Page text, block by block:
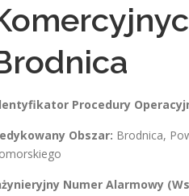
Procedury
Obszar: Brodnica,
Numer Alarmowy